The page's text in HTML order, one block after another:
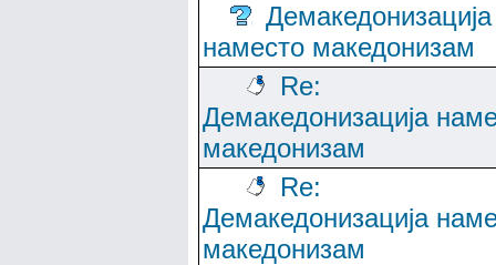
Демакедонизација
наместо македонизам
Re:
Демакедонизација
македонизам
Re:
Демакедонизација
македонизам